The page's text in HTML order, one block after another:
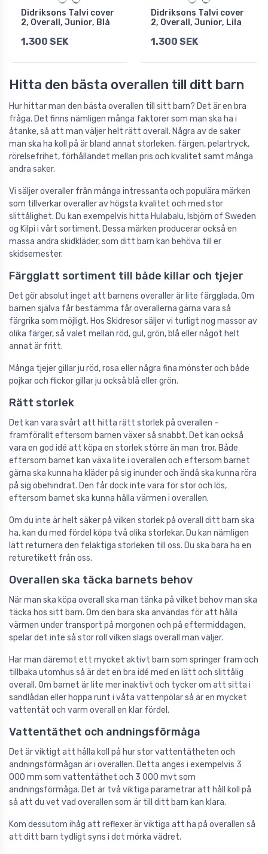
Didriksons Talvi cover
2, Overall, Junior, Blå
1.300 SEK
Didriksons Talvi cover
2, Overall, Junior, Lila
1.300 SEK
Hitta den bästa overallen till ditt barn
Hur hittar man den bästa overallen till sitt barn? Det är en bra
fråga. Det finns nämligen många faktorer som man ska ha i
åtanke, så att man väljer helt rätt overall. Några av de saker
man ska ha koll på är bland annat storleken, färgen, pelartryck,
rörelsefrihet, förhållandet mellan pris och kvalitet samt många
andra saker.
Vi säljer overaller från många intressanta och populära märken
som tillverkar overaller av högsta kvalitet och med stor
slittålighet. Du kan exempelvis hitta Hulabalu, Isbjörn of Sweden
og Kilpi i vårt sortiment. Dessa märken producerar också en
massa andra skidkläder, som ditt barn kan behöva till er
skidsemester.
Färgglatt sortiment till både killar och tjejer
Det gör absolut inget att barnens overaller är lite färgglada. Om
barnen själva får bestämma får overallerna gärna vara så
färgrika som möjligt. Hos Skidresor säljer vi turligt nog massor av
olika färger, så valet mellan röd, gul, grön, blå eller något helt
annat är fritt.
Många tjejer gillar ju röd, rosa eller några fina mönster och både
pojkar och flickor gillar ju också blå eller grön.
Rätt storlek
Det kan vara svårt att hitta rätt storlek på overallen –
framförallt eftersom barnen växer så snabbt. Det kan också
vara en god idé att köpa en storlek större än man tror. Både
eftersom barnet kan växa lite i overallen och eftersom barnet
gärna ska kunna ha kläder på sig inunder och ändå ska kunna röra
på sig obehindrat. Den får dock inte vara för stor och lös,
eftersom barnet ska kunna hålla värmen i overallen.
Om du inte är helt säker på vilken storlek på overall ditt barn ska
ha, kan du med fördel köpa två olika storlekar. Du kan nämligen
lätt returnera den felaktiga storleken till oss. Du ska bara ha en
returetikett från oss.
Overallen ska täcka barnets behov
När man ska köpa overall ska man tänka på vilket behov man ska
täcka hos sitt barn. Om den bara ska användas för att hålla
värmen under transport på morgonen och på eftermiddagen,
spelar det inte så stor roll vilken slags overall man väljer.
Har man däremot ett mycket aktivt barn som springer fram och
tillbaka utomhus så är det en bra idé med en lätt och slittålig
overall. Om barnet är lite mer inaktivt och tycker om att sitta i
sandlådan eller hoppa runt i våta vattenpölar så är en mycket
vattentät och varm overall en klar fördel.
Vattentäthet och andningsförmåga
Det är viktigt att hålla koll på hur stor vattentätheten och
andningsförmågan är i overallen. Detta anges i exempelvis 3
000 mm som vattentäthet och 3 000 mvt som
andningsförmåga. Det är två viktiga parametrar att håll koll på
så att du vet vad overallen som är till ditt barn kan klara.
Kom dessutom ihåg att reflexer är viktiga att ha på overallen så
att ditt barn tydligt syns i det mörka vädret.